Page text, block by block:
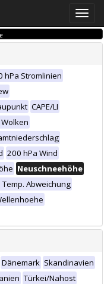
Toggle
hPa Stromlinien
CAPE/LI
200 hPa Wind
Neuschneehöhe
Temp. Abweichung
Dänemark Skandinavien
Türkei/Nahost